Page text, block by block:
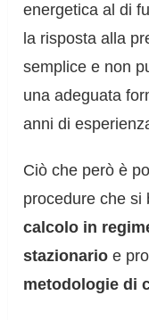
energetica al di
la risposta alla
semplice e non
una adeguata
anni di
Ciò che però è
procedure che si
calcolo in
stazionario e
metodologie di